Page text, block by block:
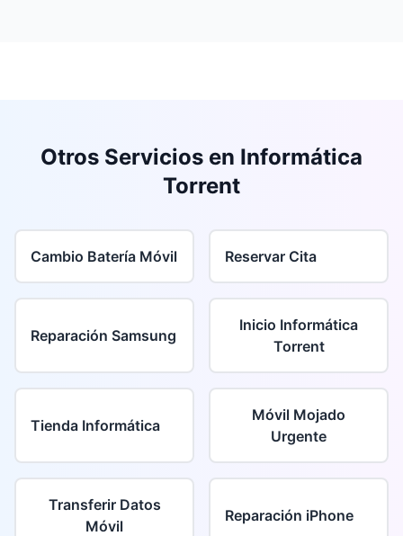
Otros Servicios en Informática
Torrent
Cambio Batería Móvil Reservar Cita
Reparación Samsung
Inicio Informática
Torrent
Tienda Informática
Móvil Mojado
Urgente
Transferir Datos
Móvil
Reparación iPhone